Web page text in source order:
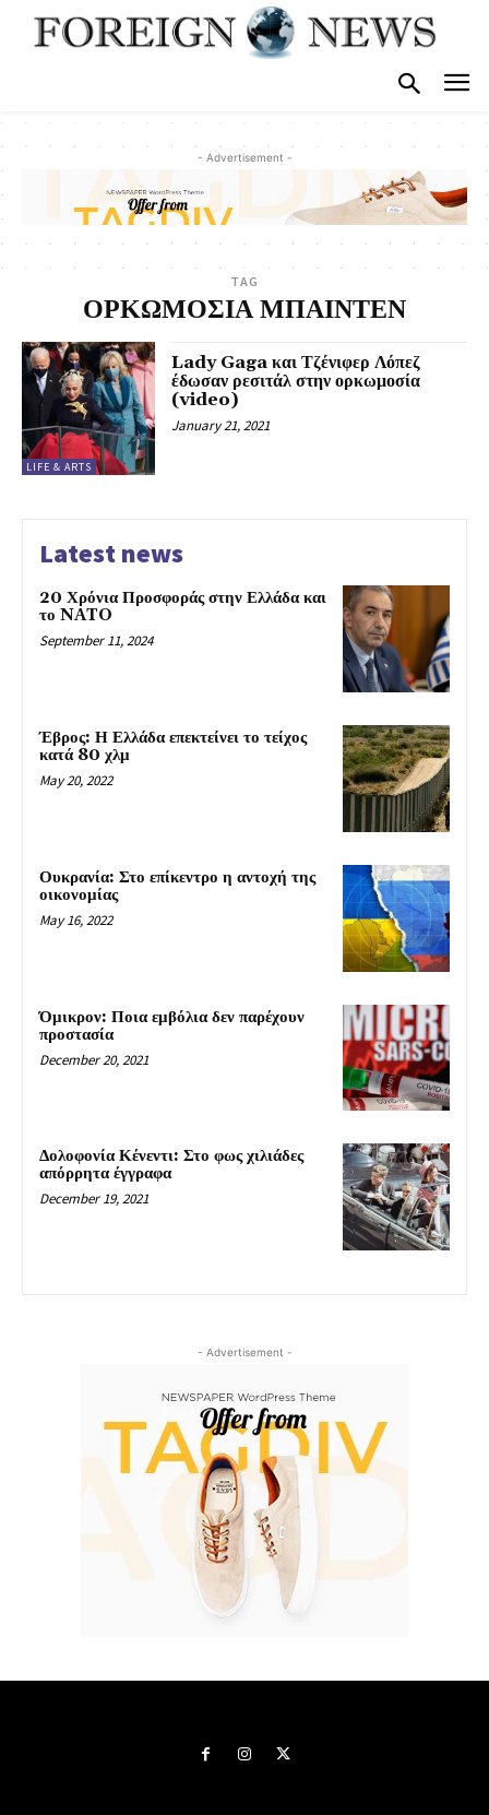
- Advertisement -
TAG
ΟΡΚΩΜΟΣΙΑ ΜΠΑΙΝΤΕΝ
LIFE & ARTS
Lady Gaga και Τζένιφερ Λόπεζ
έδωσαν ρεσιτάλ στην ορκωμοσία
(video)
January 21, 2021
Latest news
20 Χρόνια Προσφοράς στην Ελλάδα και
το NATO
September 11, 2024
Έβρος: Η Ελλάδα επεκτείνει το τείχος
κατά 80 χλμ
May 20, 2022
Ουκρανία: Στο επίκεντρο η αντοχή της
οικονομίας
May 16, 2022
Όμικρον: Ποια εμβόλια δεν παρέχουν
προστασία
December 20, 2021
Δολοφονία Κένεντι: Στο φως χιλιάδες
απόρρητα έγγραφα
December 19, 2021
- Advertisement -